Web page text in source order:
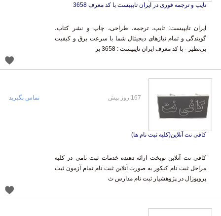
تایپ و ترجمه فوری در ایران تایپیست با کد معرف 3658
ایران تایپیست: تایپ، ترجمه، طراحی، چاپ و نشر کتاب،
گویندگی و تمام نیازهای دیجیتال شما با سرعت برق و کیفیت
بی‌نظیر - با کد معرف ایران تایپیست : 3658 بر
کافی نت آنلاین(کلیه ثبت نام ها)
کافی نت آنلاین نوبخت ارائه دهنده خدمات ثبت نامی در کلیه
مراحل ثبت نام کنکور به صورت آنلاین ثبت نام تمام آزمون ثبت
پروپوزال در پژوهشیار ثبت نام مدارس ث
167 روز پیش تماس بگیرید